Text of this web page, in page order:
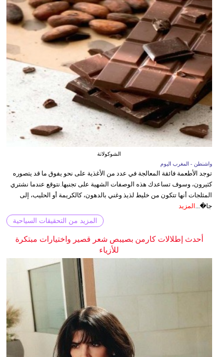
الشوكولاتة
واشنطن - المغرب اليوم
توجد الأطعمة فائقة المعالجة في عدد من الأغذية على نحو يفوق ما قد يتصوره
كثيرون، وسوف تساعدك هذه الوصفات الشهية على تجنبها.نتوقع عندما نشتري
المثلجات أنها تتكون من خليط لذيذ وغني بالدهون، كالكريمة أو الحليب، إلى
جا�... المزيد
المزيد من التحقيقات السياحية
أحدث إطلالات كارمن بصيبص شعر قصير واختيارات مبتكرة
للأزياء